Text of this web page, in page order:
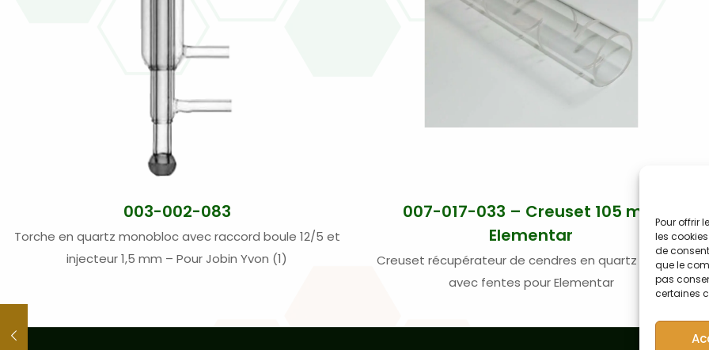
Pour offrir
les
de
que le
pas
certaines
003-002-083
Torche en quartz monobloc avec raccord boule 12/5 et
injecteur 1,5 mm – Pour Jobin Yvon (1)
007-017-033 – Creuset 105 mm
Elementar
Creuset récupérateur de cendres en quartz 105 mm
avec fentes pour Elementar